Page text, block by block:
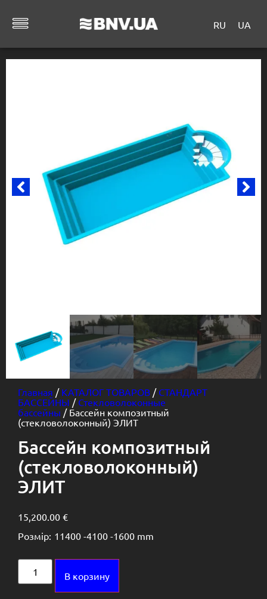
RU UA
Главная / КАТАЛОГ ТОВАРОВ / СТАНДАРТ
БАССЕЙНЫ / Стекловолоконные
бассейны / Бассейн композитный
(стекловолоконный) ЭЛИТ
Бассейн композитный
(стекловолоконный)
ЭЛИТ
15,200.00 €
Розмір: 11400 -4100 -1600 mm
В корзину